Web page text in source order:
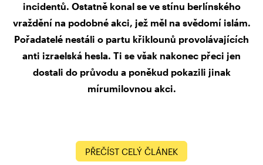
incidentů. Ostatně konal se ve stínu berlínského
vraždění na podobné akci, jež měl na svědomí islám.
Pořadatelé nestáli o partu křiklounů provolávajících
anti izraelská hesla. Ti se však nakonec přeci jen
dostali do průvodu a poněkud pokazili jinak
mírumilovnou akci.
PŘEČÍST CELÝ ČLÁNEK